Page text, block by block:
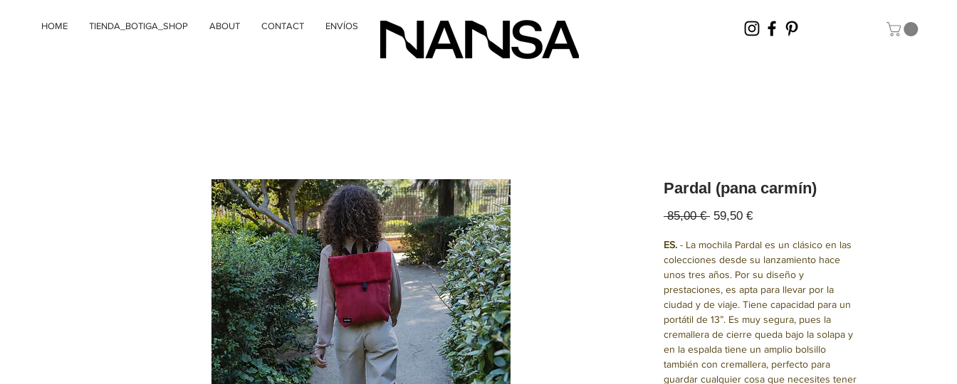
HOME TIENDA_BOTIGA_SHOP ABOUT CONTACT ENVÍOS
Pardal (pana carmín)
85,00 € Precio
59,50 €Precio
oferta
ES. - La mochila Pardal es un clásico en las
colecciones desde su lanzamiento hace
unos tres años. Por su diseño y
prestaciones, es apta para llevar por la
ciudad y de viaje. Tiene capacidad para un
portátil de 13”. Es muy segura, pues la
cremallera de cierre queda bajo la solapa y
en la espalda tiene un amplio bolsillo
también con cremallera, perfecto para
guardar cualquier cosa que necesites tener